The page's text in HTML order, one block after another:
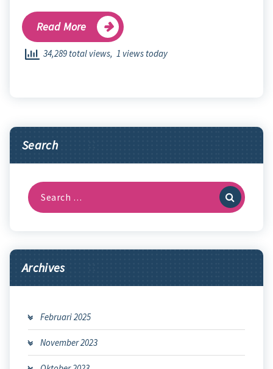
Read More
34,289 total views, 1 views today
Search
Search
for:
Archives
Februari 2025
November 2023